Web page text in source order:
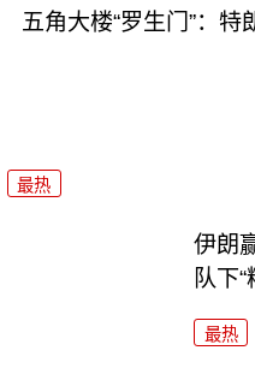
五角大楼“罗生门”：
最热
伊朗
队下
最热